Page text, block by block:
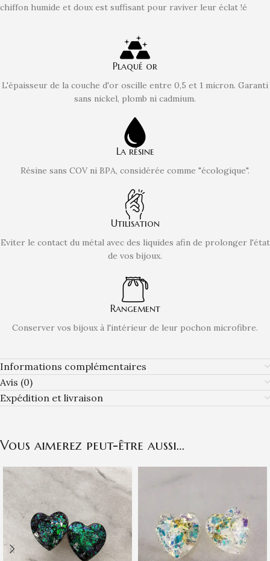
chiffon humide et doux est suffisant pour raviver leur éclat !é
Plaqué or
L'épaisseur de la couche d'or oscille entre 0,5 et 1 micron. Garanti
sans nickel, plomb ni cadmium.
La résine
Résine sans COV ni BPA, considérée comme "écologique".
Utilisation
Eviter le contact du métal avec des liquides afin de prolonger l'état
de vos bijoux.
Rangement
Conserver vos bijoux à l'intérieur de leur pochon microfibre.
Informations complémentaires
Avis (0)
Expédition et livraison
Vous aimerez peut-être aussi…